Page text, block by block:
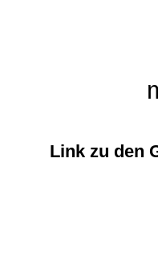
Link zu den